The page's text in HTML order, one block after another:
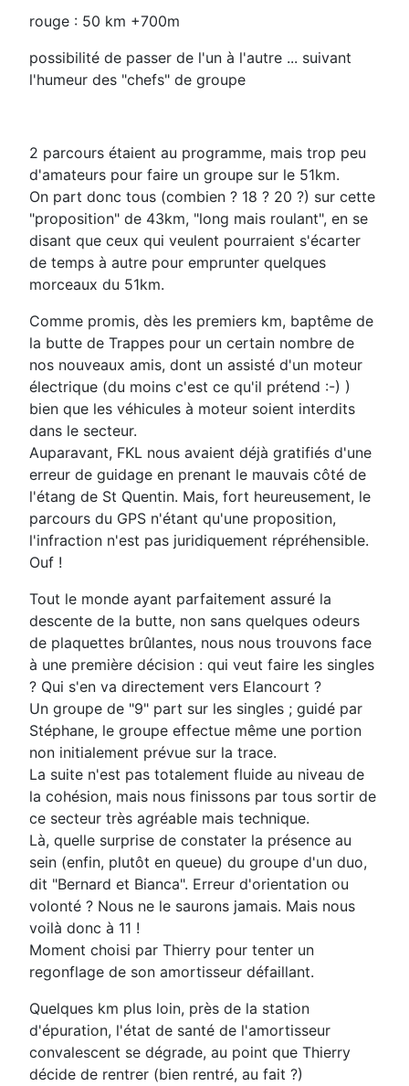
rouge : 50 km +700m
possibilité de passer de l'un à l'autre ... suivant
l'humeur des "chefs" de groupe
2 parcours étaient au programme, mais trop peu
d'amateurs pour faire un groupe sur le 51km.
On part donc tous (combien ? 18 ? 20 ?) sur cette
"proposition" de 43km, "long mais roulant", en se
disant que ceux qui veulent pourraient s'écarter
de temps à autre pour emprunter quelques
morceaux du 51km.
Comme promis, dès les premiers km, baptême de
la butte de Trappes pour un certain nombre de
nos nouveaux amis, dont un assisté d'un moteur
électrique (du moins c'est ce qu'il prétend :-) )
bien que les véhicules à moteur soient interdits
dans le secteur.
Auparavant, FKL nous avaient déjà gratifiés d'une
erreur de guidage en prenant le mauvais côté de
l'étang de St Quentin. Mais, fort heureusement, le
parcours du GPS n'étant qu'une proposition,
l'infraction n'est pas juridiquement répréhensible.
Ouf !
Tout le monde ayant parfaitement assuré la
descente de la butte, non sans quelques odeurs
de plaquettes brûlantes, nous nous trouvons face
à une première décision : qui veut faire les singles
? Qui s'en va directement vers Elancourt ?
Un groupe de "9" part sur les singles ; guidé par
Stéphane, le groupe effectue même une portion
non initialement prévue sur la trace.
La suite n'est pas totalement fluide au niveau de
la cohésion, mais nous finissons par tous sortir de
ce secteur très agréable mais technique.
Là, quelle surprise de constater la présence au
sein (enfin, plutôt en queue) du groupe d'un duo,
dit "Bernard et Bianca". Erreur d'orientation ou
volonté ? Nous ne le saurons jamais. Mais nous
voilà donc à 11 !
Moment choisi par Thierry pour tenter un
regonflage de son amortisseur défaillant.
Quelques km plus loin, près de la station
d'épuration, l'état de santé de l'amortisseur
convalescent se dégrade, au point que Thierry
décide de rentrer (bien rentré, au fait ?)